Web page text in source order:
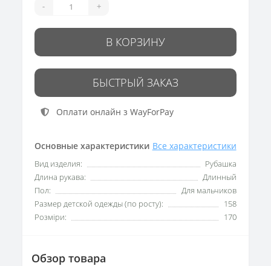
Основные характеристики Все характеристики
Вид изделия:
Рубашка
Длина рукава:
Длинный
Пол:
Для мальчиков
Размер детской одежды (по росту):
158
Розміри:
170
- +
В КОРЗИНУ
БЫСТРЫЙ ЗАКАЗ
Оплати онлайн з WayForPay
Обзор товара